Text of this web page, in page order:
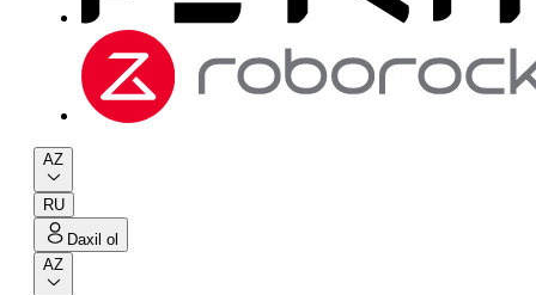
AZ
RU
Daxil ol
AZ